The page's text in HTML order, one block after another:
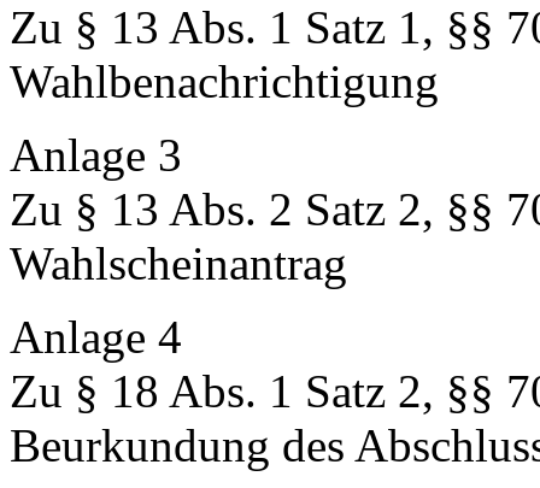
Zu § 13 Abs. 1 Satz 1, §§
Wahlbenachrichtigung
Anlage 3
Zu § 13 Abs. 2 Satz 2, §§
Wahlscheinantrag
Anlage 4
Zu § 18 Abs. 1 Satz 2, §§
Beurkundung des